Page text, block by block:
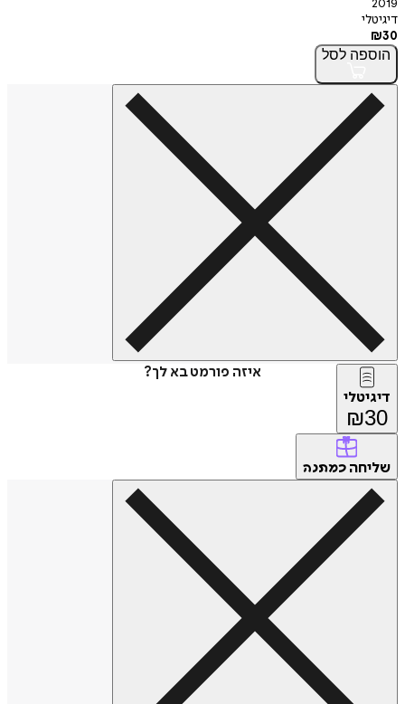
2019
דיגיטלי
₪30
הוספה לסל
איזה פורמט בא לך?
דיגיטלי
₪30
שליחה כמתנה